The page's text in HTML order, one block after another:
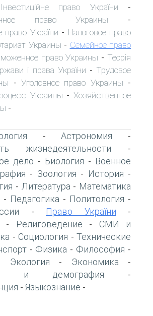
Інвестиційне право України -
право Украины -
право України - Налоговое право
Украины - Семейное право
право Украины - Теорія
і права України - Трудовое
-Уголовное право Украины -
Украины - Хозяйственное
-
-Астрономия -
жизнедеятельности -
дело - Биология - Военное
- Зоология - История -
- Литература - Математика
- Педагогика - Политология -
- Право України -
- Религоведение - СМИ и
- Социология - Технические
- Физика - Философия -
Экология - Экономика -
и демография -
- Языкознание -